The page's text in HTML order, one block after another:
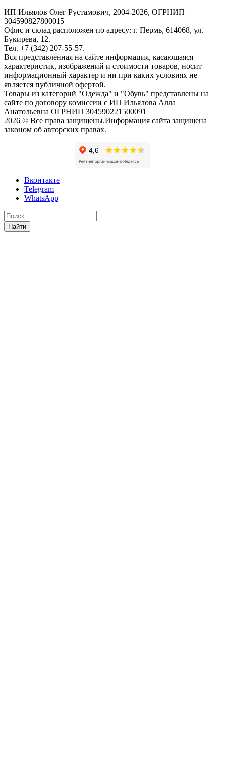
ИП Ильялов Олег Рустамович, 2004-2026, ОГРНИП
304590827800015
Офис и склад расположен по адресу: г. Пермь, 614068, ул.
Букирева, 12.
Тел. +7 (342) 207-55-57.
Вся представленная на сайте информация, касающаяся
характеристик, изображений и стоимости товаров, носит
информационный характер и ни при каких условиях не
является публичной офертой.
Товары из категорий "Одежда" и "Обувь" представлены на
сайте по договору комиссии с ИП Ильялова Алла
Анатольевна ОГРНИП 304590221500091
2026 © Все права защищены.Информация сайта защищена
законом об авторских правах.
Вконтакте
Telegram
WhatsApp
Найти